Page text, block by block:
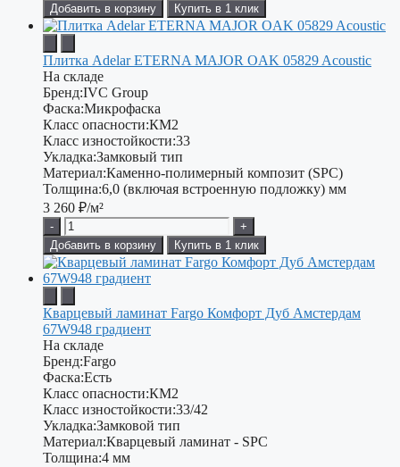
Добавить в корзину
Купить в 1 клик
Плитка Adelar ETERNA MAJOR OAK 05829 Acoustic
На складе
Бренд:IVC Group
Фаска:Микрофаска
Класс опасности:КМ2
Класс изностойкости:33
Укладка:Замковый тип
Материал:Каменно-полимерный композит (SPC)
Толщина:6,0 (включая встроенную подложку) мм
3 260 ₽/м²
-
+
Добавить в корзину
Купить в 1 клик
Кварцевый ламинат Fargo Комфорт Дуб Амстердам
67W948 градиент
На складе
Бренд:Fargo
Фаска:Есть
Класс опасности:КМ2
Класс изностойкости:33/42
Укладка:Замковой тип
Материал:Кварцевый ламинат - SPC
Толщина:4 мм